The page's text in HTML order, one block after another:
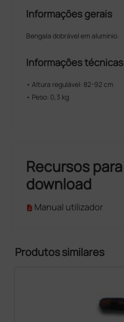
Informações gerais
Bengala dobrável em alumínio.
Informações técnicas
• Altura regulável: 82-92 cm
• Peso: 0,3 kg
Recursos para
download
Manual utilizador
Produtos similares